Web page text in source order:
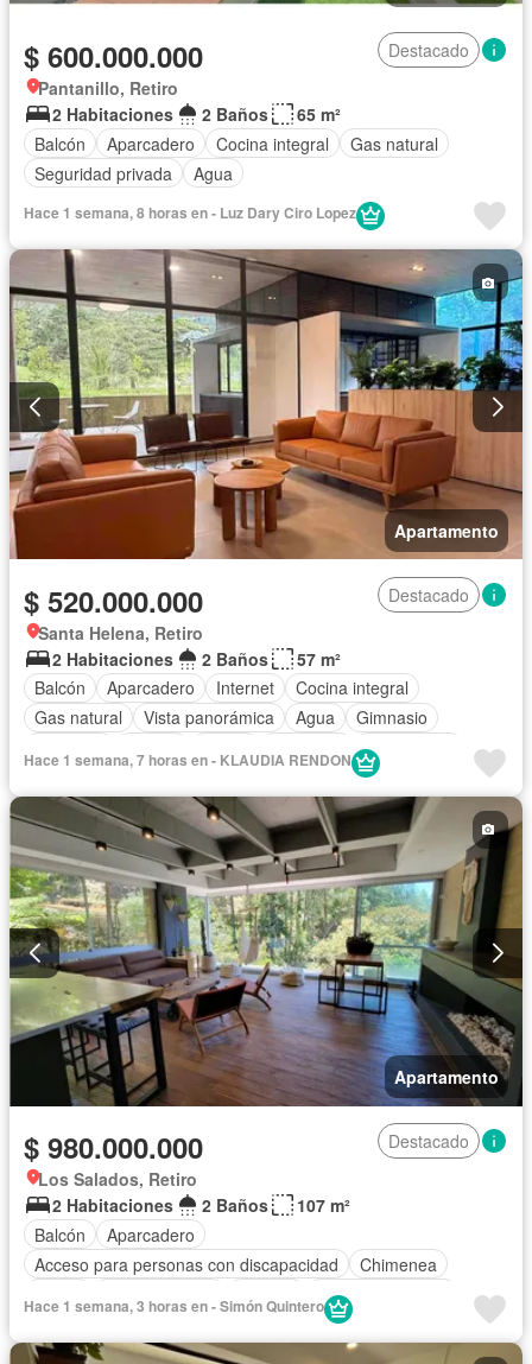
$ 600.000.000
Destacado
Pantanillo, Retiro
2 Habitaciones
2 Baños
65 m²
Balcón
Aparcadero Cocina integral
Gas natural
Seguridad privada
Agua
Hace 1 semana, 8 horas en - Luz Dary Ciro Lopez
Apartamento
$ 520.000.000
Destacado
Santa Helena, Retiro
2 Habitaciones
2 Baños
57 m²
Balcón
Aparcadero Internet
Cocina integral
Gas natural
Vista panorámica Agua
Gimnasio
Área infantil
Hace 1 semana, 7 horas en - KLAUDIA RENDON
Apartamento
$ 980.000.000
Destacado
Los Salados, Retiro
2 Habitaciones
2 Baños
107 m²
Balcón
Aparcadero
Acceso para personas con discapacidad
Chimenea
Vista panorámica
Hace 1 semana, 3 horas en - Simón Quintero